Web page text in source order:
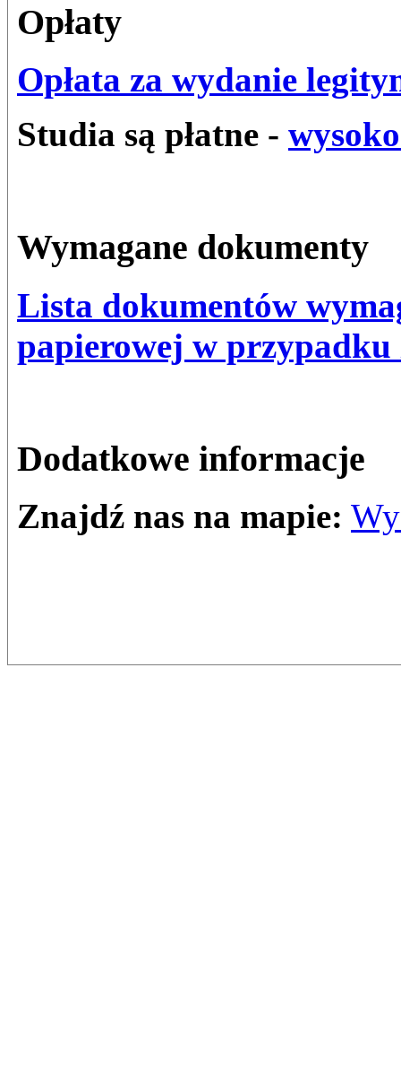
Opłaty
Opłata za wydanie
Studia są płatne -
Wymagane dokumenty
Lista dokumentów
papierowej w
Dodatkowe informacje
Znajdź nas na mapie: